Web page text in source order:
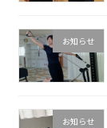
お知らせ
お知らせ